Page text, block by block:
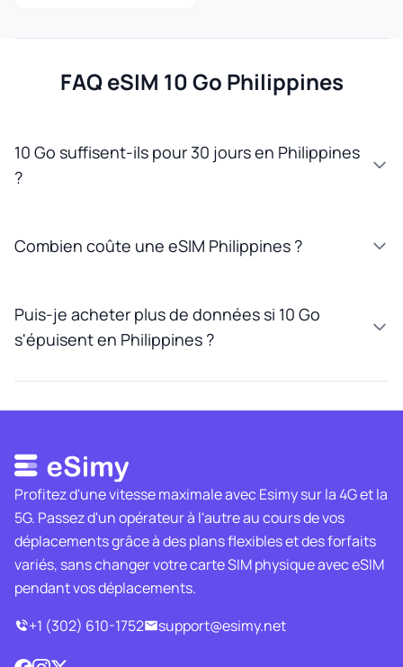
FAQ eSIM 10 Go Philippines
10 Go suffisent-ils pour 30 jours en Philippines
?
Combien coûte une eSIM Philippines ?
Puis-je acheter plus de données si 10 Go
s'épuisent en Philippines ?
Profitez d'une vitesse maximale avec Esimy sur la 4G et la
5G. Passez d'un opérateur à l'autre au cours de vos
déplacements grâce à des plans flexibles et des forfaits
variés, sans changer votre carte SIM physique avec eSIM
pendant vos déplacements.
+1 (302) 610-1752
support@esimy.net